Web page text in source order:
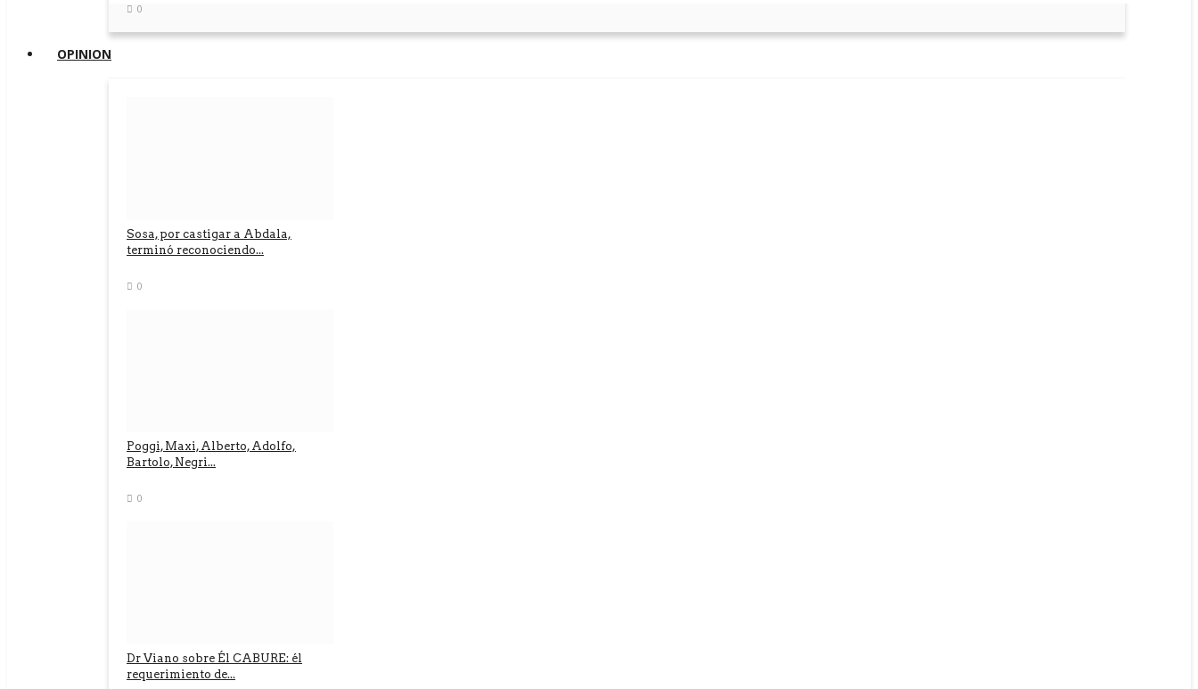
0
OPINION
Sosa, por castigar a Abdala,
terminó reconociendo...
0
Poggi, Maxi, Alberto, Adolfo,
Bartolo, Negri...
0
Dr Viano sobre Él CABURE: él
requerimiento de...